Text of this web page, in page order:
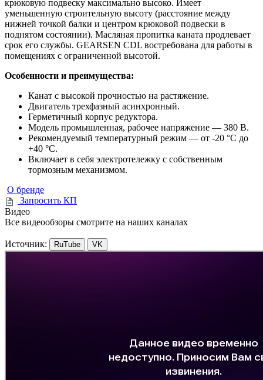
крюковую подвеску максимально высоко. Имеет
уменьшенную строительную высоту (расстояние между
нижней точкой балки и центром крюковой подвески в
поднятом состоянии). Масляная пропитка каната продлевает
срок его службы. GEARSEN CDL востребована для работы в
помещениях с ограниченной высотой.
Особенности и преимущества:
Канат с высокой прочностью на растяжение.
Двигатель трехфазный асинхронный.
Герметичный корпус редуктора.
Модель промышленная, рабочее напряжение — 380 В.
Рекомендуемый температурный режим — от -20 °С до
+40 °С.
Включает в себя электротележку с собственным
тормозным механизмом.
О бренде
Запросить КП
Видео
Все видеообзоры смотрите на наших каналах
Источник: RuTube VK